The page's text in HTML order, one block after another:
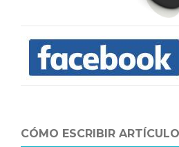
CÓMO ESCRIBIR